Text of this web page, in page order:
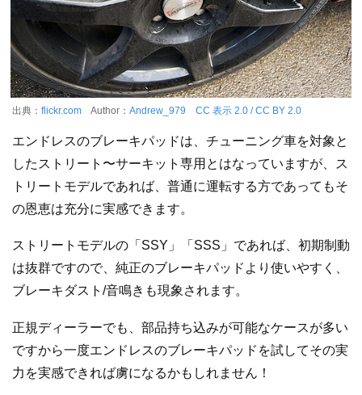
出典： flickr.com Author： Andrew_979 CC 表示 2.0 / CC BY 2.0
エンドレスのブレーキパッドは、チューニング車を対象と
したストリート〜サーキット専用とはなっていますが、ス
トリートモデルであれば、普通に運転する方であってもそ
の恩恵は充分に実感できます。
ストリートモデルの「SSY」「SSS」であれば、初期制動
は抜群ですので、純正のブレーキパッドより使いやすく、
ブレーキダスト/音鳴きも現象されます。
正規ディーラーでも、部品持ち込みが可能なケースが多い
ですから一度エンドレスのブレーキパッドを試してその実
力を実感できれば虜になるかもしれません！